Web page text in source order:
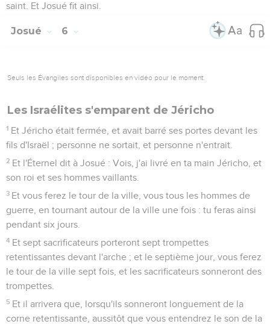
saint. Et Josué fit ainsi.
Josué 6
Seuls les Évangiles sont disponibles en vidéo pour le moment.
Les Israélites s'emparent de Jéricho
1 Et Jéricho était fermée, et avait barré ses portes devant les
fils d'Israël ; personne ne sortait, et personne n'entrait.
2 Et l'Éternel dit à Josué : Vois, j'ai livré en ta main Jéricho, et
son roi et ses hommes vaillants.
3 Et vous ferez le tour de la ville, vous tous les hommes de
guerre, en tournant autour de la ville une fois : tu feras ainsi
pendant six jours.
4 Et sept sacrificateurs porteront sept trompettes
retentissantes devant l'arche ; et le septième jour, vous ferez
le tour de la ville sept fois, et les sacrificateurs sonneront des
trompettes.
5 Et il arrivera que, lorsqu'ils sonneront longuement de la
corne retentissante, aussitôt que vous entendrez le son de la